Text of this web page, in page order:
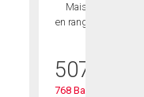
Maison
en rangée
507 876
768 Banyan Lane